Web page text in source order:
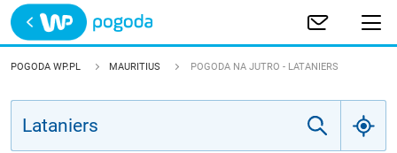
Trwa ładowanie
POLSKA
POGODA WP.PL MAURITIUS POGODA NA JUTRO - LATANIERS